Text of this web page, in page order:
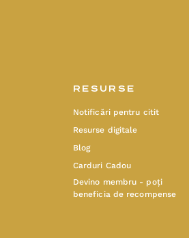
RESURSE
Notificări pentru citit
Resurse digitale
Blog
Carduri Cadou
Devino membru - poți
beneficia de recompense